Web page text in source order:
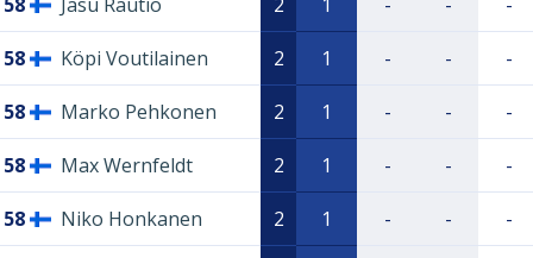
58 Jasu Rautio 2 1 - - -
58 Köpi Voutilainen 2 1 - - -
58 Marko Pehkonen 2 1 - - -
58 Max Wernfeldt 2 1 - - -
58 Niko Honkanen 2 1 - - -